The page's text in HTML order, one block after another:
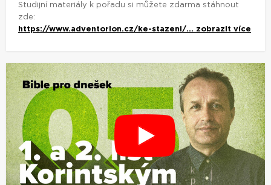
Studijní materiály k pořadu si můžete zdarma stáhnout
zde:
https://www.adventorion.cz/ke-stazeni/... zobrazit více